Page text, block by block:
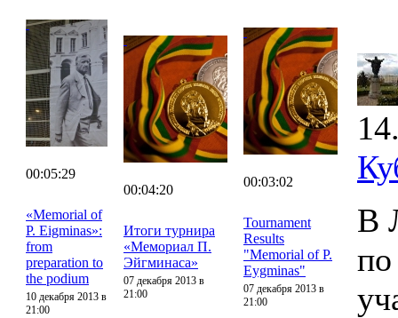
00:05:29
«Memorial of
P. Eigminas»:
from
preparation to
the podium
10 декабря 2013 в
21:00
00:04:20
Итоги турнира
«Мемориал П.
Эйгминаса»
07 декабря 2013 в
21:00
00:03:02
Tournament
Results
"Memorial of P.
Eygminas"
07 декабря 2013 в
21:00
В